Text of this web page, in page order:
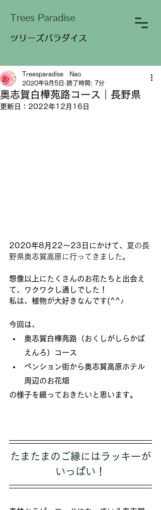
​Trees Paradise
​ツリーズパラダイス
奥志賀白樺苑路コース｜長野県
Treesparadise Nao
2020年9月5日 読了時間: 7分
更新日： 2022年12月16日
2020年8月22～23日にかけて、
夏の長
野県奥志賀高原に行ってきました。
想像以上にたくさんのお花たちと出会え
て、ワクワクし通しでした！
私は、植物が大好きなんです(^^♪
今回は、
奥志賀白樺苑路（おくしがしらかば
えんろ）コース
ペンション街から奥志賀高原ホテル
周辺のお花畑
の様子を綴っておきたいと思います。
たまたまのご縁にはラッキーが
いっぱい！